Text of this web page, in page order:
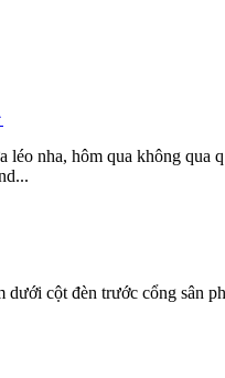
léo nha, hôm qua không qua
dưới cột đèn trước cổng sân